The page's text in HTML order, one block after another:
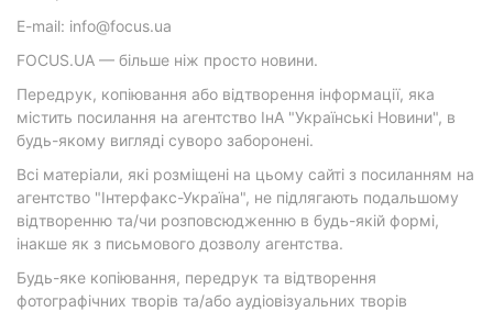
E-mail: info@focus.ua
FOCUS.UA — більше ніж просто новини.
Передрук, копіювання або відтворення інформації, яка
містить посилання на агентство ІнА "Українські Новини", в
будь-якому вигляді суворо заборонені.
Всі матеріали, які розміщені на цьому сайті з посиланням на
агентство "Інтерфакс-Україна", не підлягають подальшому
відтворенню та/чи розповсюдженню в будь-якій формі,
інакше як з письмового дозволу агентства.
Будь-яке копіювання, передрук та відтворення
фотографічних творів та/або аудіовізуальних творів